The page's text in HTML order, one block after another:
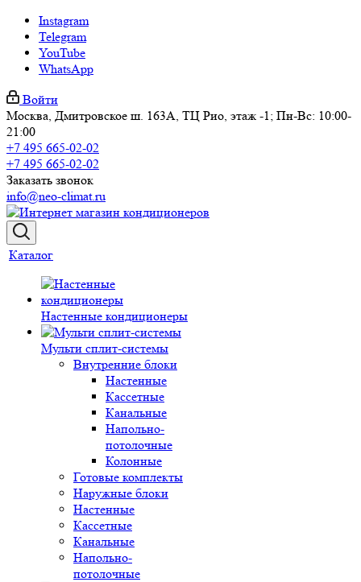
Instagram
Telegram
YouTube
WhatsApp
Войти
Москва, Дмитровское ш. 163А, ТЦ Рио, этаж -1; Пн-Вс: 10:00-
21:00
+7 495 665-02-02
+7 495 665-02-02
Заказать звонок
info@neo-climat.ru
Каталог
Настенные кондиционеры
Мульти сплит-системы
Внутренние блоки
Настенные
Кассетные
Канальные
Напольно-
потолочные
Колонные
Готовые комплекты
Наружные блоки
Настенные
Кассетные
Канальные
Напольно-
потолочные